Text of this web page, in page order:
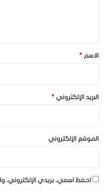
*الاسم *
البريد الإلكتروني *
الموقع الإلكتروني
احفظ اسمي، بريدي الإلكتروني،